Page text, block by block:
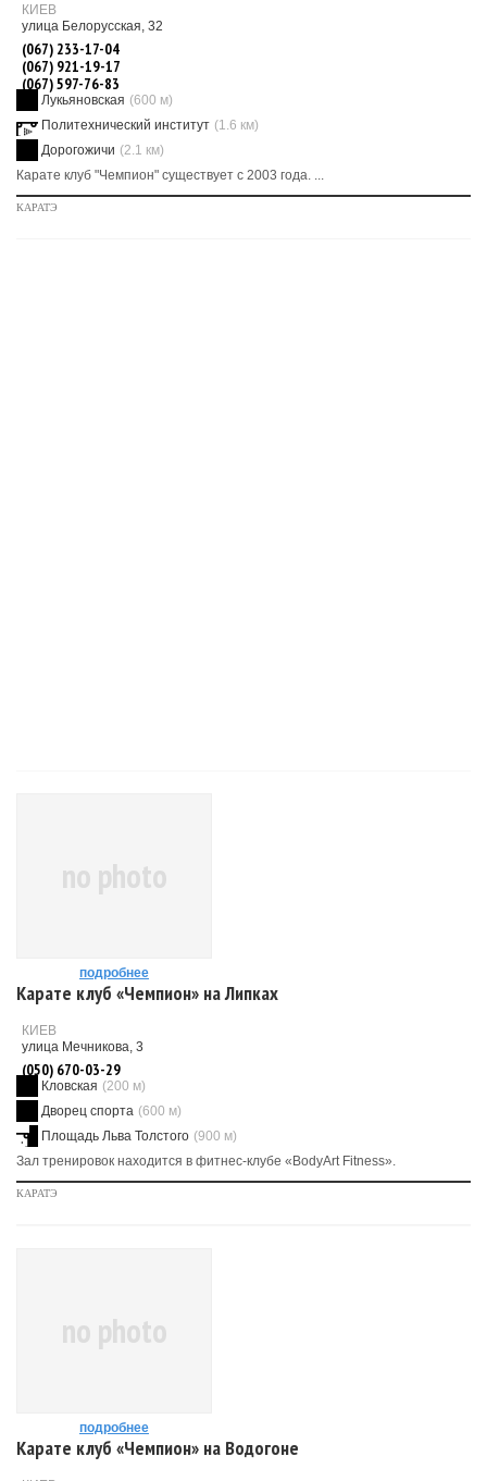
КИЕВ
улица Белорусская, 32
(067) 233-17-04
(067) 921-19-17
(067) 597-76-83
Лукьяновская (600 м)
Политехнический институт (1.6 км)
Дорогожичи (2.1 км)
Карате клуб "Чемпион" существует с 2003 года. ...
КАРАТЭ
no photo
подробнее
Карате клуб «Чемпион» на Липках
КИЕВ
улица Мечникова, 3
(050) 670-03-29
Кловская (200 м)
Дворец спорта (600 м)
Площадь Льва Толстого (900 м)
Зал тренировок находится в фитнес-клубе «BodyArt Fitness».
КАРАТЭ
no photo
подробнее
Карате клуб «Чемпион» на Водогоне